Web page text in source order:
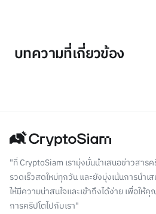
บทความที่เกี่ยวข้อง
"ที่ CryptoSiam เรามุ่งมั่นนำเสนอข่าวสาร
รวดเร็วสดใหม่ทุกวัน และยังมุ่งเน้นการนำเ
ให้มีความน่าสนใจและเข้าถึงได้ง่าย เพื่อให้
การคริปโตไปกับเรา"